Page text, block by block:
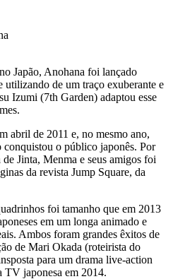
Japão, Anohana foi lançado
utilizando de um traço exuberante e
Izumi (7th Garden) adaptou esse
abril de 2011 e, no mesmo ano,
o público japonês. Por
Jinta, Menma e seus amigos foi
da revista Jump Square, da
foi tamanho que em 2013
em um longa animado e
Ambos foram grandes êxitos de
de Mari Okada (roteirista do
para um drama live-action
TV japonesa em 2014.